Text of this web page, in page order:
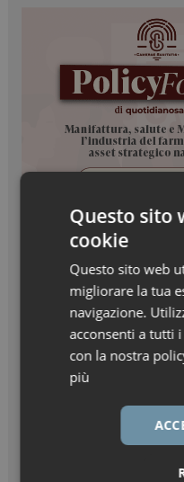
Questo sito
cookie
Questo sito web
migliorare la tua
navigazione.
acconsenti a tutti
con la nostra
più